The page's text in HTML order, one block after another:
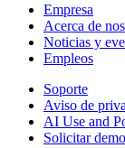
Empresa
Acerca de
Noticias y
Empleos
Soporte
Aviso de
AI Use and
Solicitar